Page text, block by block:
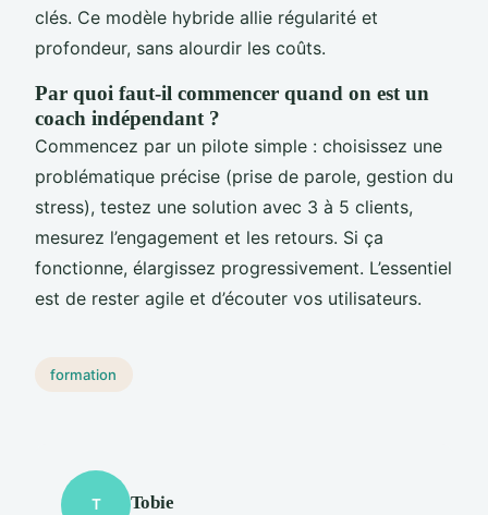
clés. Ce modèle hybride allie régularité et
profondeur, sans alourdir les coûts.
Par quoi faut-il commencer quand on est un
coach indépendant ?
Commencez par un pilote simple : choisissez une
problématique précise (prise de parole, gestion du
stress), testez une solution avec 3 à 5 clients,
mesurez l’engagement et les retours. Si ça
fonctionne, élargissez progressivement. L’essentiel
est de rester agile et d’écouter vos utilisateurs.
formation
T Tobie